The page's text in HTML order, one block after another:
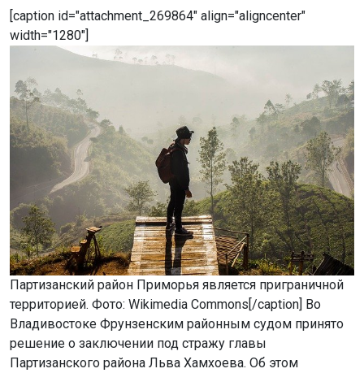
[caption id="attachment_269864" align="aligncenter"
width="1280"]
Партизанский район Приморья является приграничной
территорией. Фото: Wikimedia Commons[/caption] Во
Владивостоке Фрунзенским районным судом принято
решение о заключении под стражу главы
Партизанского района Льва Хамхоева. Об этом